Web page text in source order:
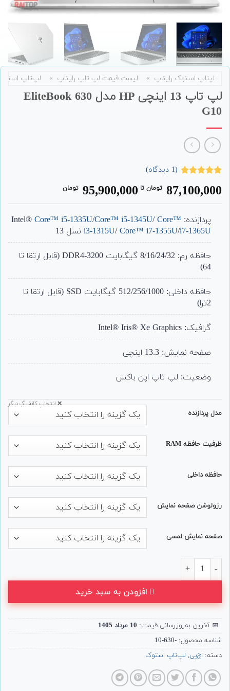
لپتاپ استوک رایتاپ » لیست قیمت لپ تاپ رایتاپ » لپ‌تاپ
لپ تاپ 13 اینچی HP مدل EliteBook 630
G10
از 5 امتیاز
مشتری
(
1 دیدگاه)
87,100,000 تومان ‌ تا ‌ 95,900,000 تومان
پردازنده: Intel® Core™ i5-1335U/Core™ i5-1345U/Core™
i3-1315U/Core™ i7-1355U/i7-1365U نسل 13
حافظه رم: 8/16/24/32 گیگابایت DDR4-3200 (قابل ارتقا تا
64)
حافظه داخلی: 512/256/1000 گیگابایت SSD (قابل ارتقا تا
2ترا)
گرافیک: Intel® Iris® Xe Graphics
صفحه نمایش: 13.3 اینچی
وضعیت: لپ تاپ اپن باکس
مدل پردازنده
ظرفیت حافظه RAM
حافظه داخلی
رزولوشن صفحه نمایش
صفحه نمایش لمسی
❌ انتخابِ کانفیگِ دیگر
افزودن به سبد خرید
📅 آخرین به‌روزرسانی قیمت: 10 مرداد 1405
شناسه محصول: -630-10
دسته: اچ‌پی, لپ‌تاپ استوک